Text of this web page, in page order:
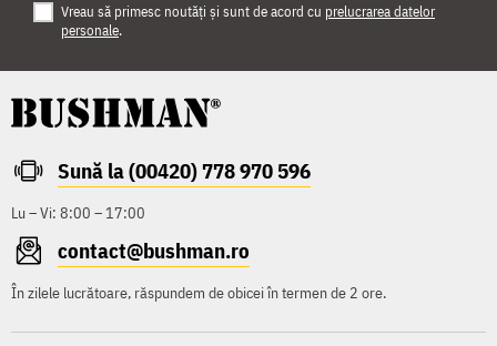
Vreau să primesc noutăți și sunt de acord cu prelucrarea datelor
personale.
Sună la (00420) 778 970 596
Lu – Vi: 8:00 – 17:00
contact@bushman.ro
În zilele lucrătoare, răspundem de obicei în termen de 2 ore.